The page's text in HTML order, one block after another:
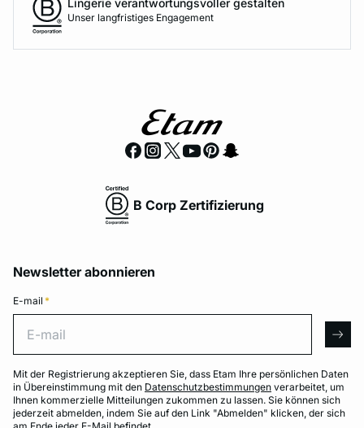
Unser langfristiges Engagement
B Corp Zertifizierung
Newsletter abonnieren
E-mail *
Mit der Registrierung akzeptieren Sie, dass Etam Ihre persönlichen Daten
in Übereinstimmung mit den Datenschutzbestimmungen verarbeitet, um
Ihnen kommerzielle Mitteilungen zukommen zu lassen. Sie können sich
jederzeit abmelden, indem Sie auf den Link "Abmelden" klicken, der sich